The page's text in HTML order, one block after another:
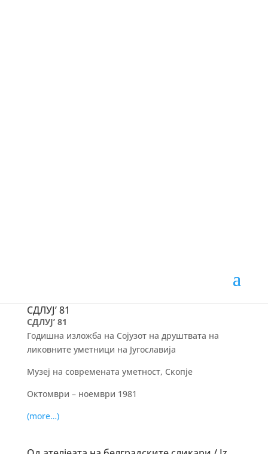
СДЛУЈ’ 81
СДЛУЈ’ 81
Годишна изложба на Сојузот на друштвата на
ликовните уметници на Југославија
Музеј на современата уметност, Скопје
Октомври – ноември 1981
(more…)